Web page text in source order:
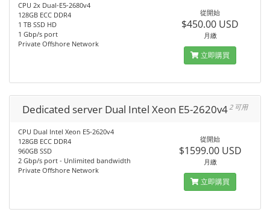
CPU 2x Dual-E5-2680v4
128GB ECC DDR4
1 TB SSD HD
1 Gbp/s port
Private Offshore Network
從開始
$450.00 USD
月繳
立即購買
Dedicated server Dual Intel Xeon E5-2620v42 可用
CPU Dual Intel Xeon E5-2620v4
128GB ECC DDR4
960GB SSD
2 Gbp/s port - Unlimited bandwidth
Private Offshore Network
從開始
$1599.00 USD
月繳
立即購買